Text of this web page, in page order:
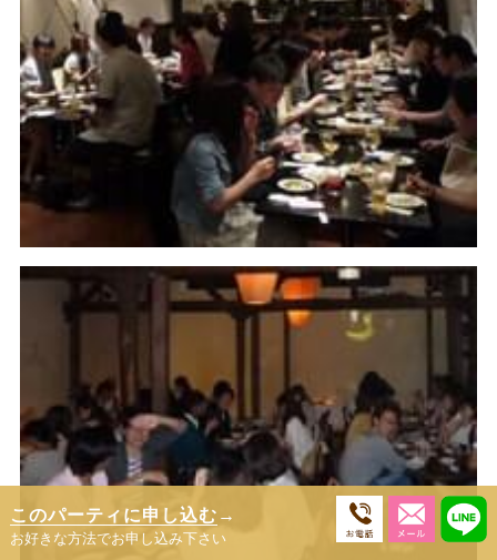
このパーティに申し込む →
お好きな方法でお申し込み下さい